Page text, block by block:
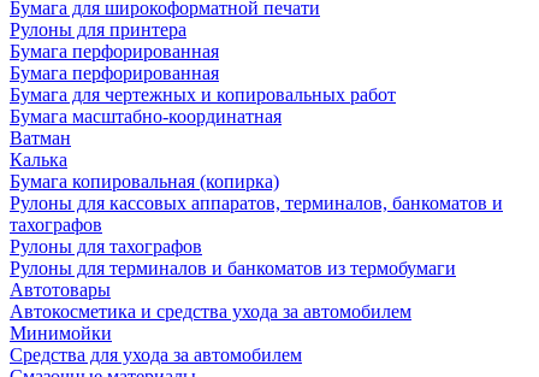
Бумага для широкоформатной печати
Рулоны для принтера
Бумага перфорированная
Бумага перфорированная
Бумага для чертежных и копировальных работ
Бумага масштабно-координатная
Ватман
Калька
Бумага копировальная (копирка)
Рулоны для кассовых аппаратов, терминалов, банкоматов и
тахографов
Рулоны для тахографов
Рулоны для терминалов и банкоматов из термобумаги
Автотовары
Автокосметика и средства ухода за автомобилем
Минимойки
Средства для ухода за автомобилем